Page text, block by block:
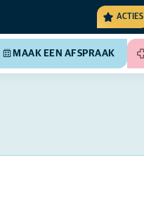
ACTIES
MAAK EEN AFSPRAAK